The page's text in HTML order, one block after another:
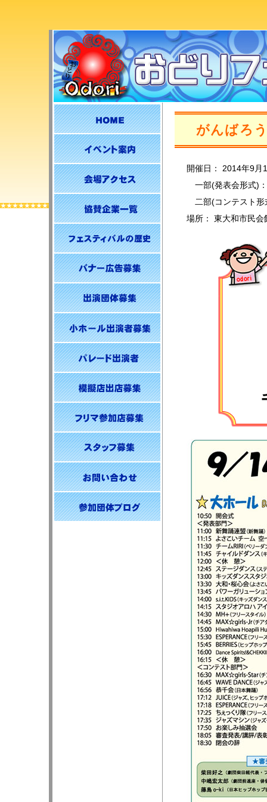
がんばろ
開催日： 2014年9月
一部(発表会形式)
二部(コンテスト形
場所： 東大和市民